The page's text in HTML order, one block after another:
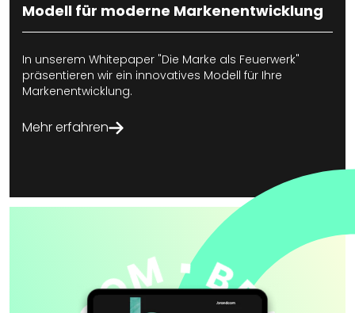
Modell für moderne Markenentwicklung
In unserem Whitepaper "Die Marke als Feuerwerk"
präsentieren wir ein innovatives Modell für Ihre
Markenentwicklung.
Mehr erfahren